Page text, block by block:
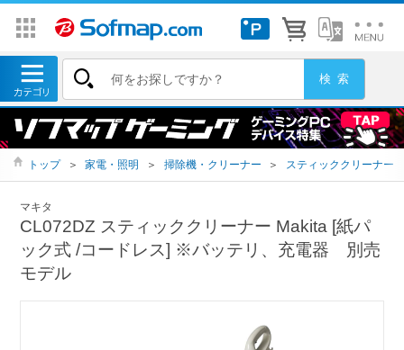
トップ ＞ 家電・照明 ＞ 掃除機・クリーナー ＞ スティッククリーナー
マキタ
CL072DZ スティッククリーナー Makita [紙パ
ック式 /コードレス] ※バッテリ、充電器 別売
モデル